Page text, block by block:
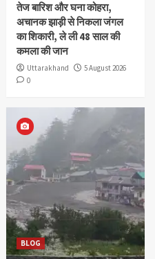
तेज बारिश और घना कोहरा,
अचानक झाड़ी से निकला जंगल
का शिकारी, ले ली 48 साल की
कमला की जान
Uttarakhand
5 August 2026
0
BLOG